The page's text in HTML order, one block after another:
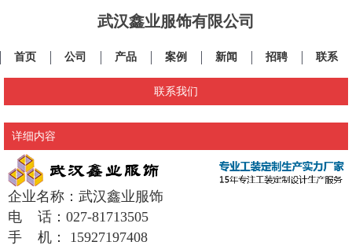
武汉鑫业服饰有限公司
首页 公司 产品 案例 新闻 招聘 联系
联系我们
详细内容
企业名称：武汉鑫业服饰
电 话：027-81713505
手 机： 15927197408